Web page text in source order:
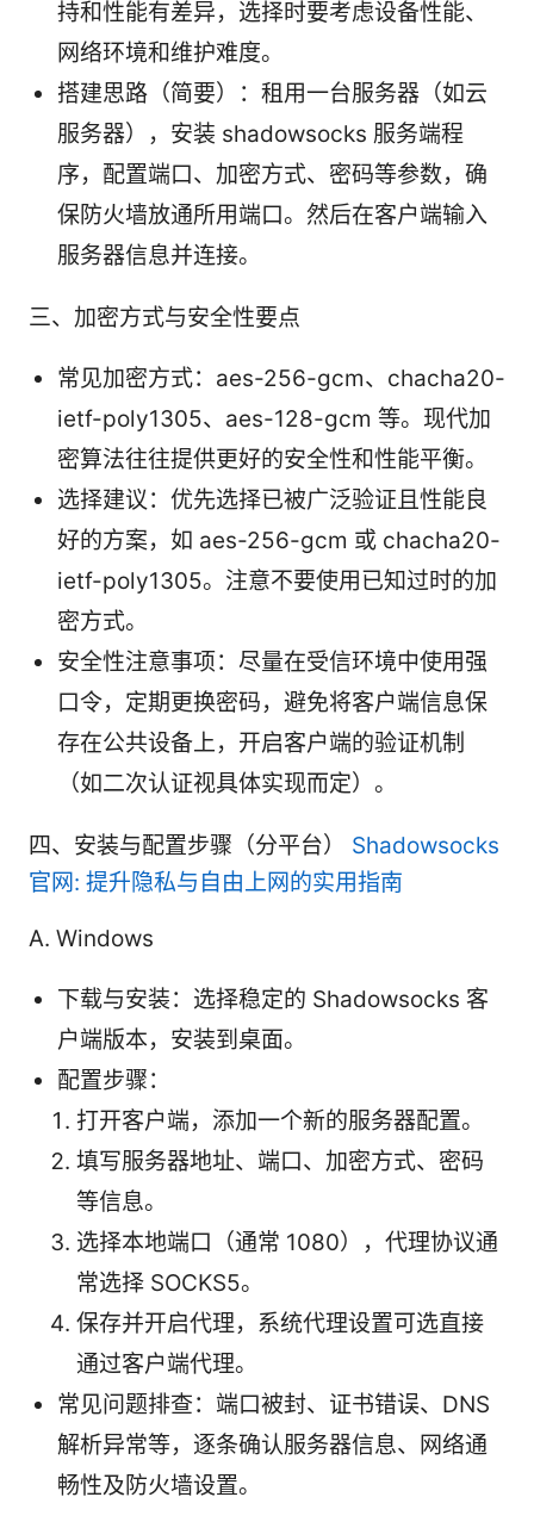
持和性能有差异，选择时要考虑设备性能、
网络环境和维护难度。
搭建思路（简要）：租用一台服务器（如云
服务器），安装 shadowsocks 服务端程
序，配置端口、加密方式、密码等参数，确
保防火墙放通所用端口。然后在客户端输入
服务器信息并连接。
三、加密方式与安全性要点
常见加密方式：aes-256-gcm、chacha20-
ietf-poly1305、aes-128-gcm 等。现代加
密算法往往提供更好的安全性和性能平衡。
选择建议：优先选择已被广泛验证且性能良
好的方案，如 aes-256-gcm 或 chacha20-
ietf-poly1305。注意不要使用已知过时的加
密方式。
安全性注意事项：尽量在受信环境中使用强
口令，定期更换密码，避免将客户端信息保
存在公共设备上，开启客户端的验证机制
（如二次认证视具体实现而定）。
四、安装与配置步骤（分平台） Shadowsocks
官网: 提升隐私与自由上网的实用指南
A. Windows
下载与安装：选择稳定的 Shadowsocks 客
户端版本，安装到桌面。
配置步骤：
打开客户端，添加一个新的服务器配置。
填写服务器地址、端口、加密方式、密码
等信息。
选择本地端口（通常 1080），代理协议通
常选择 SOCKS5。
保存并开启代理，系统代理设置可选直接
通过客户端代理。
常见问题排查：端口被封、证书错误、DNS
解析异常等，逐条确认服务器信息、网络通
畅性及防火墙设置。